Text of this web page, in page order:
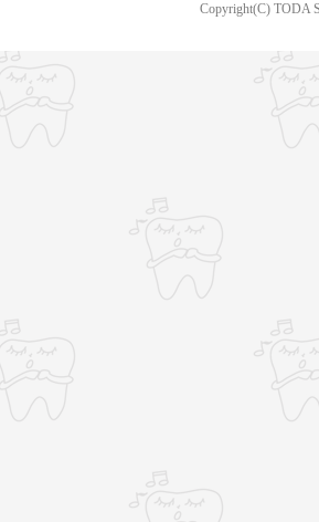
Copyright(C) TODA